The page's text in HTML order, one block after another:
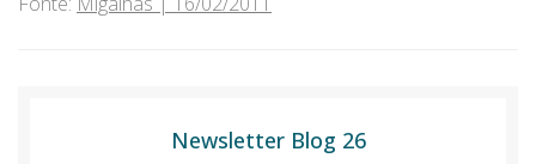
Newsletter Blog 26